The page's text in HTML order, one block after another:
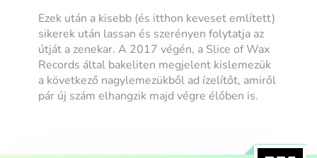
Ezek után a kisebb (és itthon keveset említett)
sikerek után lassan és szerényen folytatja az
útját a zenekar. A 2017 végén, a Slice of Wax
Records által bakeliten megjelent kislemezük
a következő nagylemezükből ad ízelítőt, amiről
pár új szám elhangzik majd végre élőben is.